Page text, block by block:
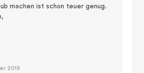
machen ist schon teuer genug.
2019